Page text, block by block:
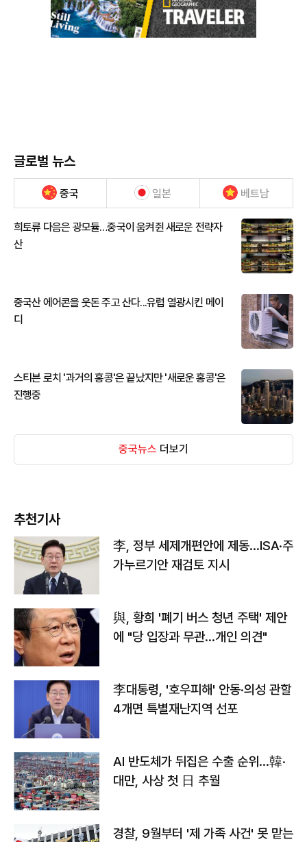
글로벌 뉴스
중국 일본 베트남
희토류 다음은 광모듈…중국이 움켜쥔 새로운 전략자
산
중국산 에어콘을 웃돈 주고 산다...유럽 열광시킨 메이
디
스티븐 로치 '과거의 홍콩'은 끝났지만 '새로운 홍콩'은
진행중
중국뉴스 더보기
추천기사
李, 정부 세제개편안에 제동…ISA·주
가누르기안 재검토 지시
與, 황희 '폐기 버스 청년 주택' 제안
에 "당 입장과 무관…개인 의견"
李대통령, '호우피해' 안동·의성 관할
4개면 특별재난지역 선포
AI 반도체가 뒤집은 수출 순위…韓·
대만, 사상 첫 日 추월
경찰, 9월부터 '제 가족 사건' 못 맡는